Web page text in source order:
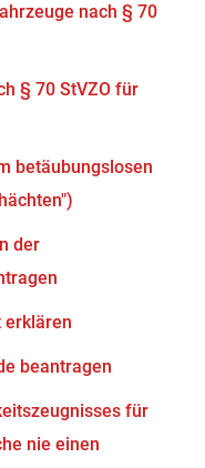
nach § 70
§ 70 StVZO für
betäubungslosen
der
erklären
beantragen
für
nie einen